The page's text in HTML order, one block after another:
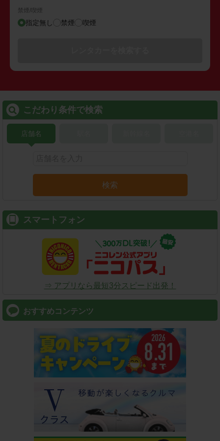
禁煙/喫煙
指定無し 禁煙 喫煙
こだわり条件で検索
店舗名
検索
スマートフォン
⇒ アプリなら最短3分スピード出発！
おすすめコンテンツ